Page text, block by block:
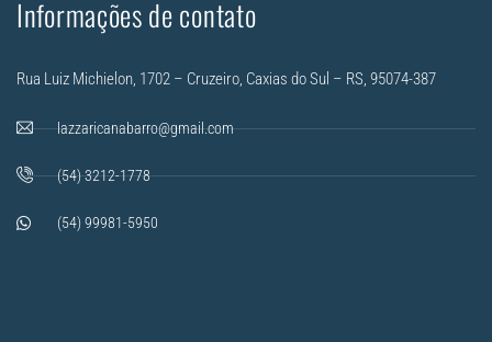
Informações de contato
Rua Luiz Michielon, 1702 – Cruzeiro, Caxias do Sul – RS, 95074-387
lazzaricanabarro@gmail.com
(54) 3212-1778
(54) 99981-5950